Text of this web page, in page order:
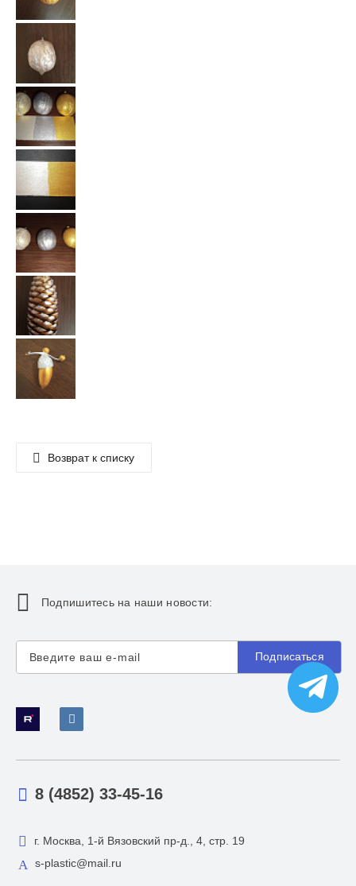
Возврат к списку
Подпишитесь на наши новости:
Подписаться
8 (4852) 33-45-16
г. Москва, 1-й Вязовский пр-д., 4, стр. 19
s-plastic@mail.ru